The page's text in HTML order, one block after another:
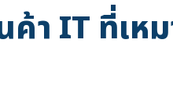
า IT ที่เห